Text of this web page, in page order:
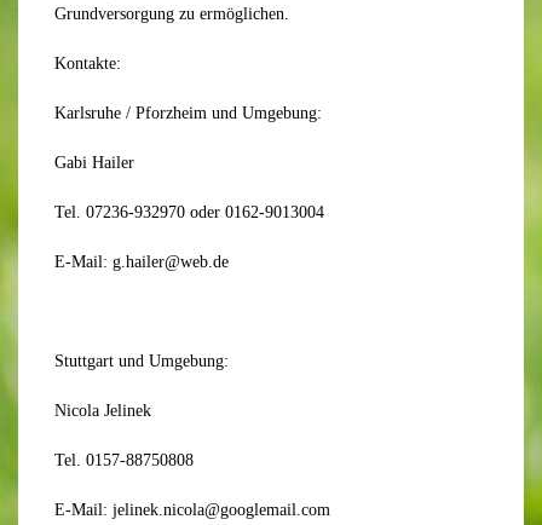
Grundversorgung zu ermöglichen.
Kontakte:
Karlsruhe / Pforzheim und Umgebung:
Gabi Hailer
Tel. 07236-932970 oder 0162-9013004
E-Mail: g.hailer@web.de
Stuttgart und Umgebung:
Nicola Jelinek
Tel. 0157-88750808
E-Mail: jelinek.nicola@googlemail.com